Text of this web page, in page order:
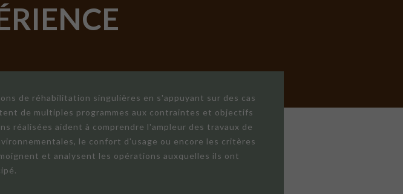
de réhabilitation singulières en s'appuyant sur des cas
de multiples programmes aux contraintes et objectifs
réalisées aident à comprendre l'ampleur des travaux de
le confort d'usage ou encore les critères
et analysent les opérations auxquelles ils ont